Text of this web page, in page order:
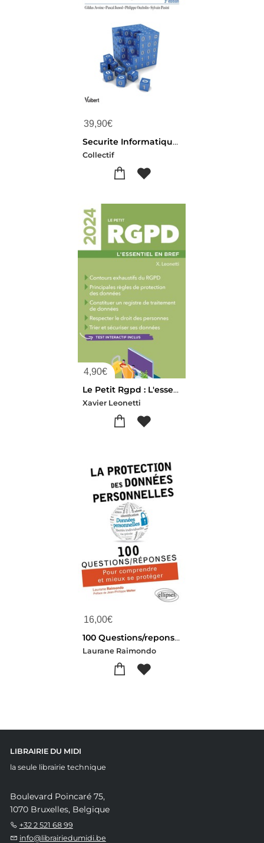
39,90€
Securite Informatique ; Cours Et Exercices Corriges (3e Edition)
Collectif
4,90€
Le Petit Rgpd : L'essentiel En Bref (edition 2024)
Xavier Leonetti
16,00€
100 Questions/reponses : La Protection Des Donnees Personnelles En 100 Questions/reponses
Laurane Raimondo
LIBRAIRIE DU MIDI
la seule librairie technique
Boulevard Poincaré 75,
1070 Bruxelles, Belgique
+32 2 521 68 99
info@librairiedumidi.be